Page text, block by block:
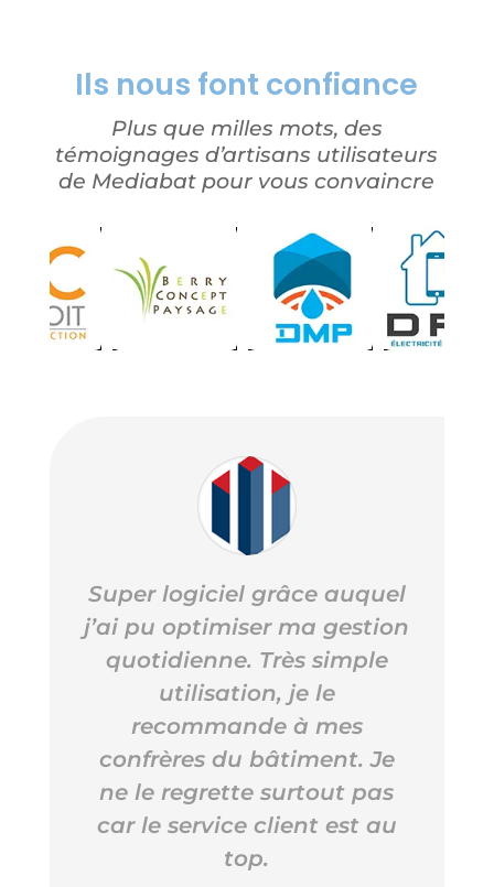
Ils nous font confiance
Plus que milles mots, des
témoignages d’artisans utilisateurs
de Mediabat pour vous convaincre
Super logiciel grâce auquel
j’ai pu optimiser ma gestion
quotidienne. Très simple
utilisation, je le
recommande à mes
confrères du bâtiment. Je
ne le regrette surtout pas
car le service client est au
top.